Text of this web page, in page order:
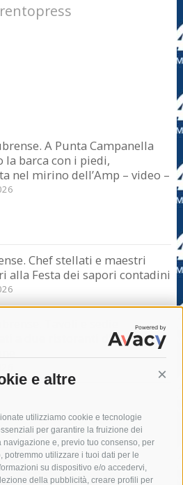
e altre
utilizziamo cookie e tecnologie
per garantire la fruizione dei
e, previo tuo consenso, per
potremmo utilizzare i tuoi dati per le
su dispositivo e/o accedervi,
della pubblicità, creare profili per
A Punta Campanella
la barca con i piedi,
nel mirino dell’Amp – video –
Chef stellati e maestri
alla Festa dei sapori contadini
a due ristoranti di Marina
campanella
arresto